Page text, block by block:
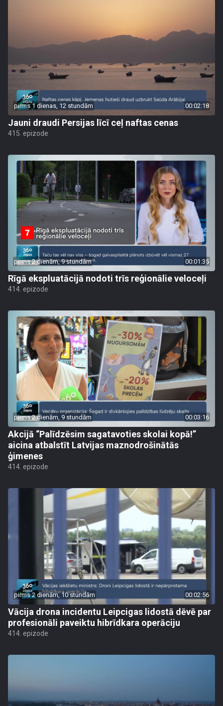
pirms 1 dienas, 12 stundām 00:02:18
Jauni draudi Persijas līcī ceļ naftas cenas
415. epizode
pirms 2 dienām, 9 stundām 00:01:35
Rīgā ekspluatācijā nodoti trīs reģionālie veloceļi
414. epizode
pirms 2 dienām, 9 stundām 00:03:16
Akcijā “Palīdzēsim sagatavoties skolai kopā!”
aicina atbalstīt Latvijas maznodrošinātās
ģimenes
414. epizode
pirms 2 dienām, 10 stundām 00:02:56
Vācija drona incidentu Leipcigas lidostā dēvē par
profesionāli paveiktu hibrīdkara operāciju
414. epizode